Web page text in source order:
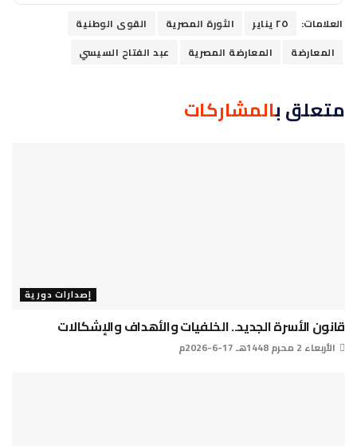
العلامات: ٢٥ يناير الثورة المصرية
القوى الوطنية
المعارضة
المعارضة المصرية عبد الفتاح السيسي
متعلق بالمشاركات
إصدارات دورية
قانون الأسرة الجديد.. الخلفيات والأهداف والإشكالات
الأربعاء 2 محرم 1448هـ 17-6-2026م